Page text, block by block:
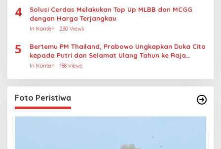
4
Solusi Cerdas Melakukan Top Up MLBB dan MCGG
dengan Harga Terjangkau
In Konten 230 Views
5
Bertemu PM Thailand, Prabowo Ungkapkan Duka Cita
kepada Putri dan Selamat Ulang Tahun ke Raja
Thailand
In Konten 188 Views
Foto Peristiwa